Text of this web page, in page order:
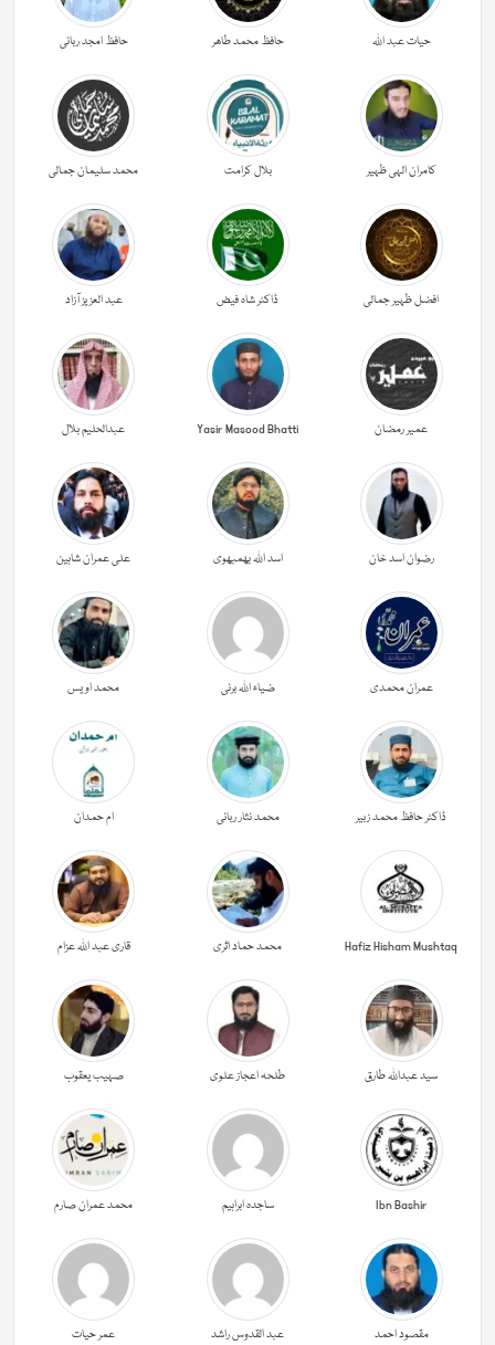
حیات عبد اللہ حافظ محمد طاھر حافظ امجد ربانی
کامران الہی ظہیر بلال کرامت محمد سلیمان جمالی
افضل ظہیر جمالی ڈاکٹر شاہ فیض عبد العزیز آزاد
عمیر رمضان Yasir Masood Bhatti عبدالحليم بلال
رضوان اسد خان اسد اللہ بھمبھوی علی عمران شاہین
عمران محمدی ضیاء اللہ برنی محمد اویس
ڈاکٹر حافظ محمد زبیر محمد نثار ربانی ام حمدان
Hafiz Hisham Mushtaq محمد حماد اثری قاری عبد اللہ عزام
سید عبداللہ طارق طلحہ اعجاز علوی صہیب یعقوب
Ibn Bashir ساجدہ ابراہیم محمد عمران صارم
مقصود احمد عبد القدوس راشد عمر حیات